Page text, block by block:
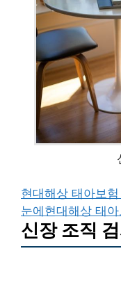
현대해상 태아보
눈에 현대해상 태
신장 조직